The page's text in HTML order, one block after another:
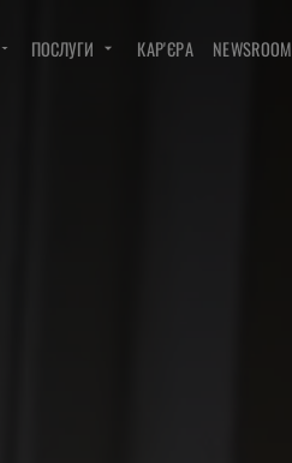
ПОСЛУГИ КАР'ЄРА NEWSROOM